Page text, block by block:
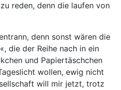
reden, denn die laufen von
denn sonst wären die
die der Reihe nach in ein
und Papiertäschchen
wollen, ewig nicht
will mir jetzt, trotz